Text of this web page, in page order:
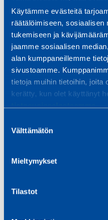
Käytämme evästeitä
räätälöimiseen, sosiaalisen
tukemiseen ja
jaamme sosiaalisen
alan kumppaneillemme
sivustoamme.
tietoja muihin tietoihin, joita
kerätty, kun olet käyttänyt
valinta
Välttämätön
Mieltymykset
Tilastot
suunnittelutyössä
päätoimisesti
myös muita
Vuonna 2018 Tero
työtehtävät
suunnitteluun ja
uskoo, että
ennen kaikkea into ja
työtehtävistäni ja
myötä olen saanut